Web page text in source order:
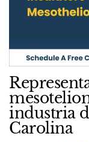
industria
Carolina